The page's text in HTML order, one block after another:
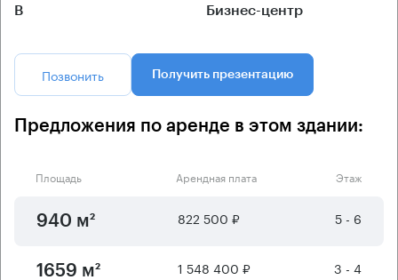
B Бизнес-центр
Позвонить Получить презентацию
Предложения по аренде в этом здании:
Площадь Арендная плата Этаж
940 м² 822 500 ₽ 5 - 6
1659 м² 1 548 400 ₽ 3 - 4